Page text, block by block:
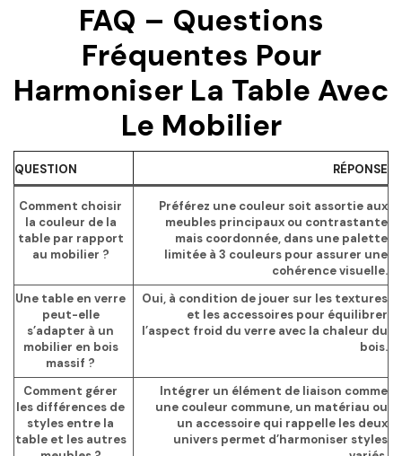
FAQ – Questions
Fréquentes Pour
Harmoniser La Table Avec
Le Mobilier
QUESTION RÉPONSE
Comment choisir
la couleur de la
table par rapport
au mobilier ?
Préférez une couleur soit assortie aux
meubles principaux ou contrastante
mais coordonnée, dans une palette
limitée à 3 couleurs pour assurer une
cohérence visuelle.
Une table en verre
peut-elle
s’adapter à un
mobilier en bois
massif ?
Oui, à condition de jouer sur les textures
et les accessoires pour équilibrer
l’aspect froid du verre avec la chaleur du
bois.
Comment gérer
les différences de
styles entre la
table et les autres
Intégrer un élément de liaison comme
une couleur commune, un matériau ou
un accessoire qui rappelle les deux
univers permet d’harmoniser styles